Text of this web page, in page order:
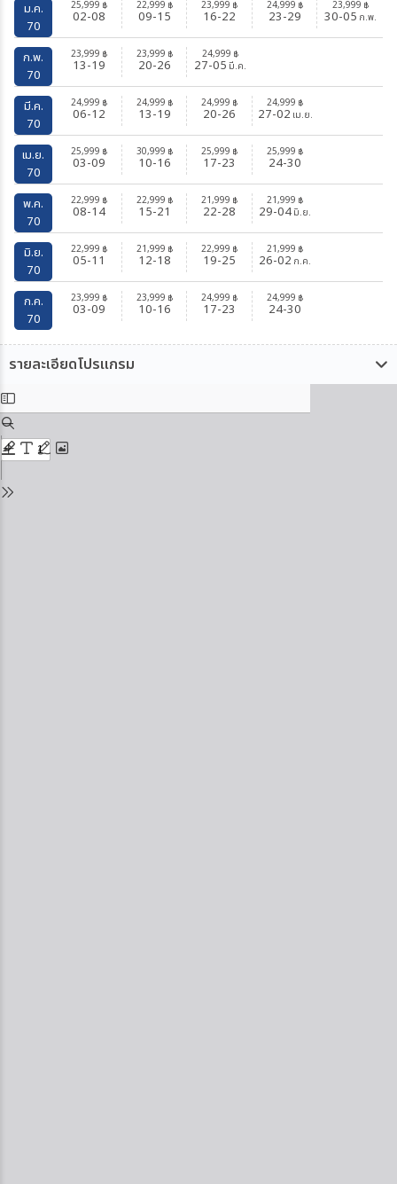
ม.ค.
70
25,999 ฿
02-08
22,999 ฿
09-15
23,999 ฿
16-22
24,999 ฿
23-29
23,999 ฿
30-05 ก.พ.
ก.พ.
70
23,999 ฿
13-19
23,999 ฿
20-26
24,999 ฿
27-05มี.ค.
มี.ค.
70
24,999 ฿
06-12
24,999 ฿
13-19
24,999 ฿
20-26
24,999 ฿
27-02 เม.ย.
เม.ย.
70
25,999 ฿
03-09
30,999 ฿
10-16
25,999 ฿
17-23
25,999 ฿
24-30
พ.ค.
70
22,999 ฿
08-14
22,999 ฿
15-21
21,999 ฿
22-28
21,999 ฿
29-04มิ.ย.
มิ.ย.
70
22,999 ฿
05-11
21,999 ฿
12-18
22,999 ฿
19-25
21,999 ฿
26-02 ก.ค.
ก.ค.
70
23,999 ฿
03-09
23,999 ฿
10-16
24,999 ฿
17-23
24,999 ฿
24-30
รายละเอียดโปรแกรม